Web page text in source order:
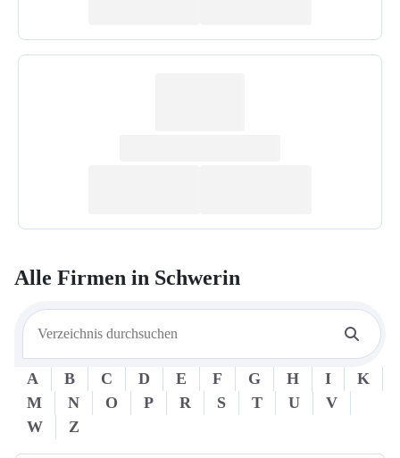
Alle Firmen in Schwerin
A B C D E F G H I
K
M
N O P R S T U
V
W
Z